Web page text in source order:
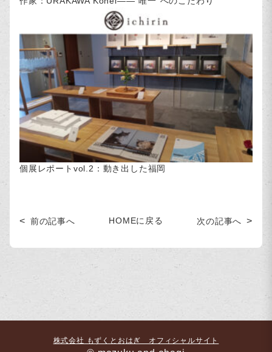
個展レポートvol.2：動き出した福岡
前の記事へ HOMEに戻る 次の記事へ
株式会社 もずくとおはぎ オフィシャルサイト